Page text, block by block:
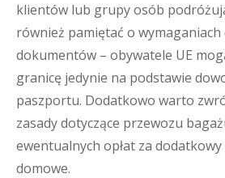
klientów lub grupy osób
również pamiętać o wymaganiach
dokumentów – obywatele UE
granicę jedynie na podstawie
paszportu. Dodatkowo warto
zasady dotyczące przewozu
ewentualnych opłat za
domowe.